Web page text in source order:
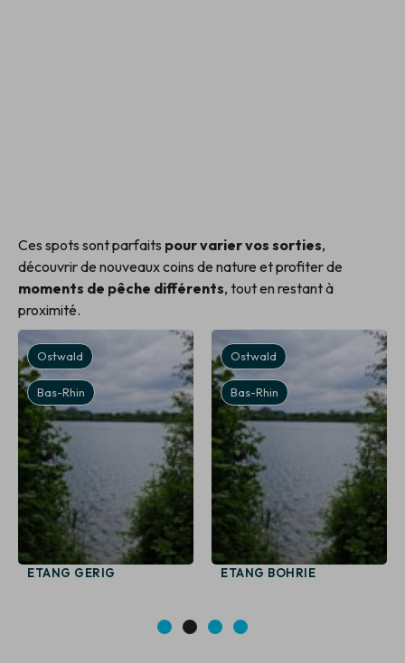
Ces spots sont parfaits pour varier vos sorties,
découvrir de nouveaux coins de nature et profiter de
moments de pêche différents, tout en restant à
proximité.
Ostwald
Bas-Rhin
ETANG GERIG
Ostwald
Bas-Rhin
ETANG BOHRIE
3 4